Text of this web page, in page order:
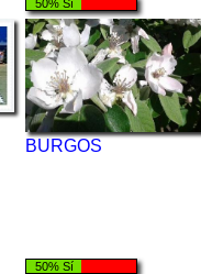
50% Sí
BURGOS
50% Sí